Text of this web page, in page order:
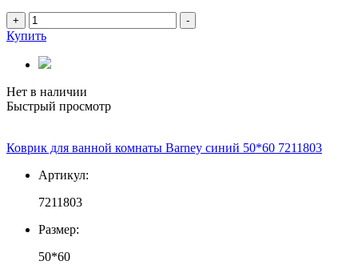
+ -
Купить
Нет в наличии
Быстрый просмотр
Коврик для ванной комнаты Barney синий 50*60 7211803
Артикул:
7211803
Размер:
50*60